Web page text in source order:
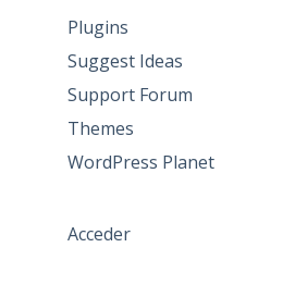
Plugins
Suggest Ideas
Support Forum
Themes
WordPress Planet
Acceder